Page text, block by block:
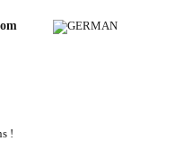
!